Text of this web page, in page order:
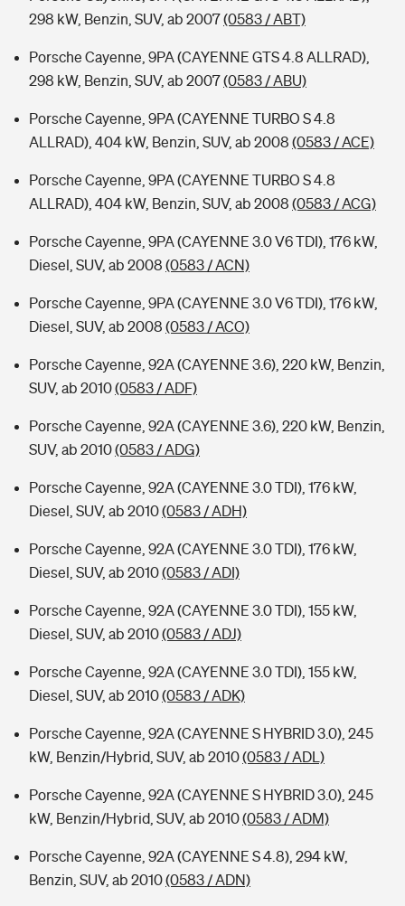
298 kW, Benzin, SUV, ab 2007(0583 / ABT)
Porsche Cayenne, 9PA (CAYENNE GTS 4.8 ALLRAD),
298 kW, Benzin, SUV, ab 2007(0583 / ABU)
Porsche Cayenne, 9PA (CAYENNE TURBO S 4.8
ALLRAD), 404 kW, Benzin, SUV, ab 2008 (0583 / ACE)
Porsche Cayenne, 9PA (CAYENNE TURBO S 4.8
ALLRAD), 404 kW, Benzin, SUV, ab 2008 (0583 / ACG)
Porsche Cayenne, 9PA (CAYENNE 3.0 V6 TDI), 176 kW,
Diesel, SUV, ab 2008 (0583 / ACN)
Porsche Cayenne, 9PA (CAYENNE 3.0 V6 TDI), 176 kW,
Diesel, SUV, ab 2008 (0583 / ACO)
Porsche Cayenne, 92A (CAYENNE 3.6), 220 kW, Benzin,
SUV, ab 2010(0583 / ADF)
Porsche Cayenne, 92A (CAYENNE 3.6), 220 kW, Benzin,
SUV, ab 2010(0583 / ADG)
Porsche Cayenne, 92A (CAYENNE 3.0 TDI), 176 kW,
Diesel, SUV, ab 2010(0583 / ADH)
Porsche Cayenne, 92A (CAYENNE 3.0 TDI), 176 kW,
Diesel, SUV, ab 2010(0583 / ADI)
Porsche Cayenne, 92A (CAYENNE 3.0 TDI), 155 kW,
Diesel, SUV, ab 2010(0583 / ADJ)
Porsche Cayenne, 92A (CAYENNE 3.0 TDI), 155 kW,
Diesel, SUV, ab 2010(0583 / ADK)
Porsche Cayenne, 92A (CAYENNE S HYBRID 3.0), 245
kW, Benzin/Hybrid, SUV, ab 2010(0583 / ADL)
Porsche Cayenne, 92A (CAYENNE S HYBRID 3.0), 245
kW, Benzin/Hybrid, SUV, ab 2010(0583 / ADM)
Porsche Cayenne, 92A (CAYENNE S 4.8), 294 kW,
Benzin, SUV, ab 2010(0583 / ADN)